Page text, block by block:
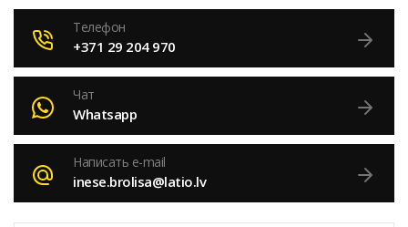
Телефон
+371 29 204 970
Чат
Whatsapp
Написать e-mail
inese.brolisa@latio.lv